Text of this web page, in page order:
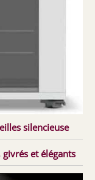
silencieuse
et élégants